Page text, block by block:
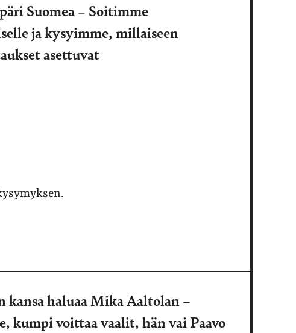
Suomea – Soitimme
ja kysyimme, millaiseen
asettuvat
haluaa Mika Aaltolan –
kumpi voittaa vaalit, hän vai Paavo